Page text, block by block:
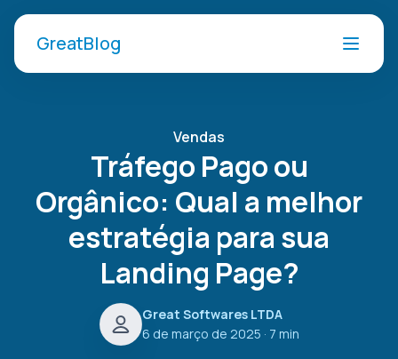
GreatBlog
Vendas
Tráfego Pago ou
Orgânico: Qual a melhor
estratégia para sua
Landing Page?
Great Softwares LTDA
6 de março de 2025 · 7 min